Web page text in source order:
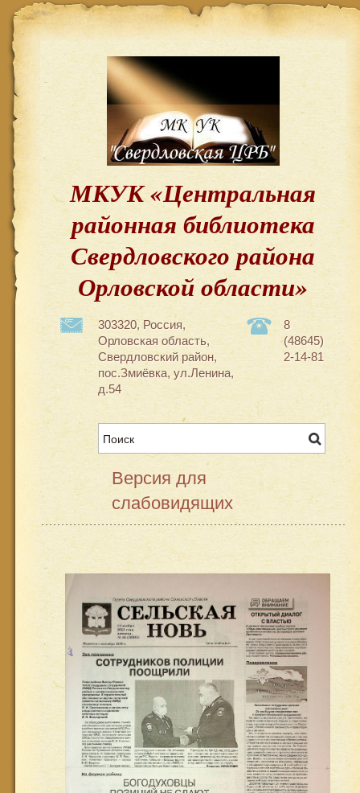
МКУК «Центральная
районная библиотека
Свердловского района
Орловской области»
303320, Россия,
Орловская область,
Свердловский район,
пос.Змиёвка, ул.Ленина,
д.54
8
(48645)
2-14-81
Версия для
слабовидящих